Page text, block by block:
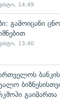
14:49
გამოიცანი
13:40
გაიმართა